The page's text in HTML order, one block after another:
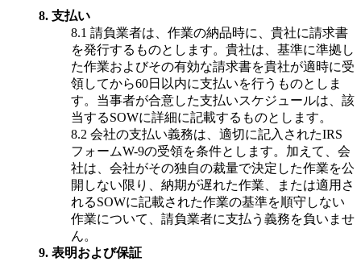
8. 支払い
8.1 請負業者は、作業の納品時に、貴社に請求書
を発行するものとします。貴社は、基準に準拠し
た作業およびその有効な請求書を貴社が適時に受
領してから60日以内に支払いを行うものとしま
す。当事者が合意した支払いスケジュールは、該
当するSOWに詳細に記載するものとします。
8.2 会社の支払い義務は、適切に記入されたIRS
フォームW-9の受領を条件とします。加えて、会
社は、会社がその独自の裁量で決定した作業を公
開しない限り、納期が遅れた作業、または適用さ
れるSOWに記載された作業の基準を順守しない
作業について、請負業者に支払う義務を負いませ
ん。
9. 表明および保証